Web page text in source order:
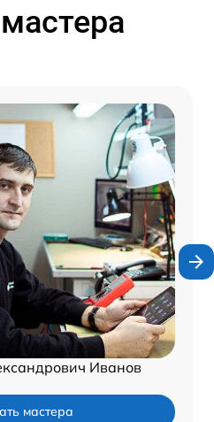
Иванов
мастера